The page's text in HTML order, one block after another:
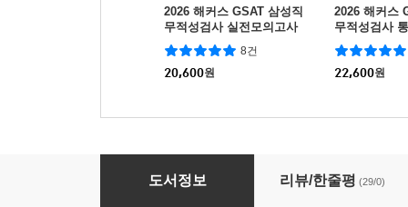
2026 해커스 GSAT 삼성직
무적성검사 실전모의고사
10회분
8건
20,600원
2026 해커스
무적성검사
신기출유형+
(수리/추리)
22,600원
2024 위포트 온라인 GSAT 삼성직무적성검사
도서정보 리뷰/한줄평 (29/0)